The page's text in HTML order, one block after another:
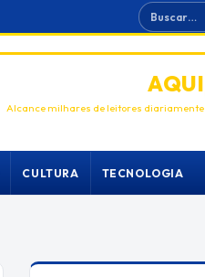
Buscar
ANUNCIEAQUI
Alcance milhares de leitores diariamente
CULTURA TECNOLOGIA